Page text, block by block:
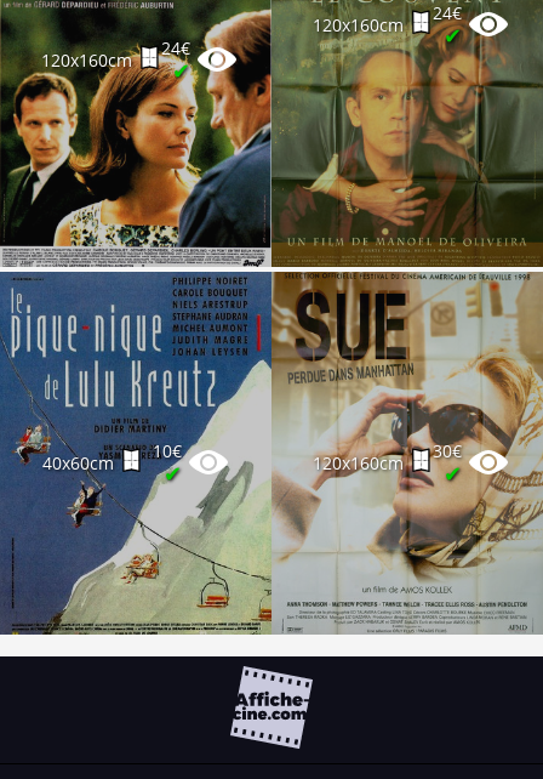
120x160cm
24€
✔
120x160cm
24€
✔
40x60cm
10€
✔ 120x160cm
30€
✔